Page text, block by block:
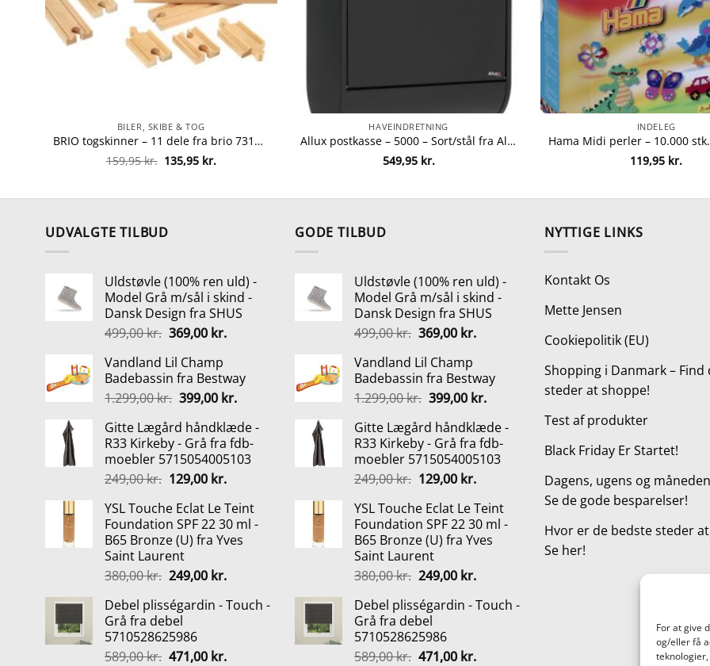
For at give
og/eller få
BILER, SKIBE & TOG
BRIO togskinner – 11 dele fra brio 7312350334012
159,95kr. Den
oprindelige
135,95 kr.Den
HAVEINDRETNING
Allux postkasse – 5000 – Sort/stål fra Allux 5701701605147
549,95 kr.
INDELEG
119,95 kr.
UDVALGTE TILBUD
Uldstøvle (100% ren uld) -
Model Grå m/sål i skind -
Dansk Design fra SHUS
499,00kr. Den
pris
var:
499,00 kr..
369,00 kr.Den
er:
369,00 kr..
Vandland Lil Champ
Badebassin fra Bestway
1.299,00kr. Den
pris
var:
1.299,00 kr..
399,00 kr.Den
pris
er:
399,00 kr..
Gitte Lægård håndklæde -
R33 Kirkeby - Grå fra fdb-
moebler 5715054005103
249,00kr. Den
pris
var:
249,00 kr..
129,00 kr.Den
pris
er:
129,00 kr..
YSL Touche Eclat Le Teint
Foundation SPF 22 30 ml -
B65 Bronze (U) fra Yves
Saint Laurent
380,00kr. Den
pris
var:
380,00 kr..
249,00 kr.Den
pris
Debel plisségardin - Touch -
Grå fra debel
5710528625986
589,00kr. Den
471,00 kr.Den
GODE TILBUD
Uldstøvle (100% ren uld) -
Model Grå m/sål i skind -
Dansk Design fra SHUS
499,00kr. Den
pris
var:
499,00 kr..
369,00 kr.Den
er:
369,00 kr..
Vandland Lil Champ
Badebassin fra Bestway
1.299,00kr. Den
pris
var:
1.299,00 kr..
399,00 kr.Den
pris
er:
399,00 kr..
Gitte Lægård håndklæde -
R33 Kirkeby - Grå fra fdb-
moebler 5715054005103
249,00kr. Den
pris
var:
249,00 kr..
129,00 kr.Den
pris
er:
129,00 kr..
YSL Touche Eclat Le Teint
Foundation SPF 22 30 ml -
B65 Bronze (U) fra Yves
Saint Laurent
380,00kr. Den
pris
var:
380,00 kr..
249,00 kr.Den
pris
Debel plisségardin - Touch -
Grå fra debel
5710528625986
589,00kr. Den
471,00 kr.Den
NYTTIGE LINKS
Kontakt Os
Mette Jensen
Cookiepolitik (EU)
Shopping i Danmark – Find
steder at shoppe!
Test af produkter
Black Friday Er Startet!
Dagens, ugens og
Se de gode besparelser!
Hvor er de bedste steder
Se her!